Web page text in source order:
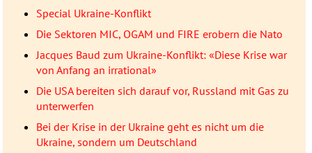
Special Ukraine-Konflikt
Die Sektoren MIC, OGAM und FIRE erobern die Nato
Jacques Baud zum Ukraine-Konflikt: «Diese Krise war
von Anfang an irrational»
Die USA bereiten sich darauf vor, Russland mit Gas zu
unterwerfen
Bei der Krise in der Ukraine geht es nicht um die
Ukraine, sondern um Deutschland